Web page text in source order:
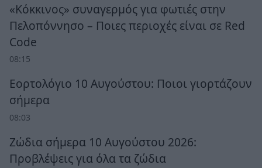
«Κόκκινος» συναγερμός για φωτιές στην
Πελοπόννησο – Ποιες περιοχές είναι σε Red
Code
08:15
Εορτολόγιο 10 Αυγούστου: Ποιοι γιορτάζουν
σήμερα
08:03
Ζώδια σήμερα 10 Αυγούστου 2026:
Προβλέψεις για όλα τα ζώδια